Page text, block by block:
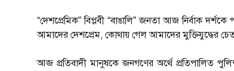
“দেশপ্রেমিক” বিপ্লবী “বাঙালি” জনতা আজ নির্বাক
আমাদের দেশপ্রেম, কোথায় গেল আমাদের মুক্তিযুদ্ধের
আজ প্রতিবাদী মানুষকে জনগণের অর্থে প্রতিপালিত